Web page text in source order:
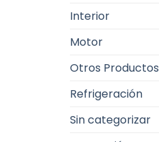
Interior
Motor
Otros Productos
Refrigeración
Sin categorizar